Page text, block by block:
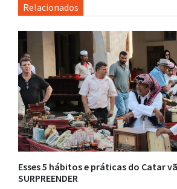
Relacionados
Esses 5 hábitos e práticas do Catar
SURPREENDER